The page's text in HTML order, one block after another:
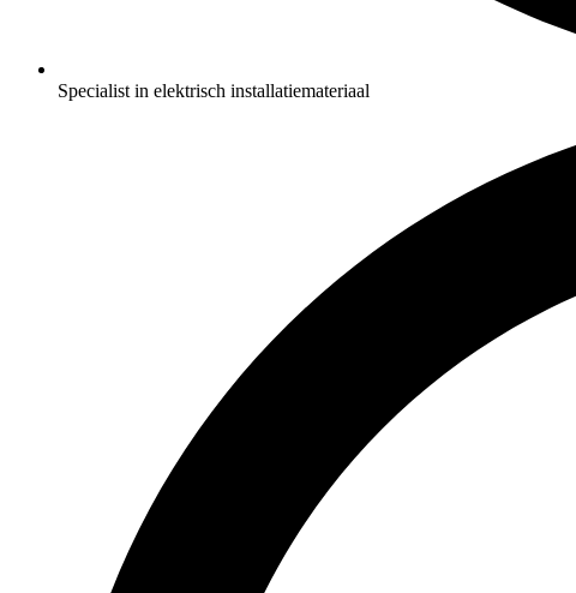
Specialist in elektrisch installatiemateriaal